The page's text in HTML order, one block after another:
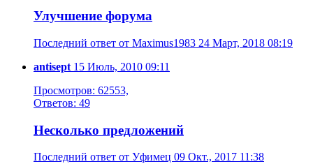
Улучшение форума
Последний ответ от Maximus1983 24 Март, 2018 08:19
antisept 15 Июль, 2010 09:11
Просмотров: 62553,
Ответов: 49
Несколько предложений
Последний ответ от Уфимец 09 Окт., 2017 11:38